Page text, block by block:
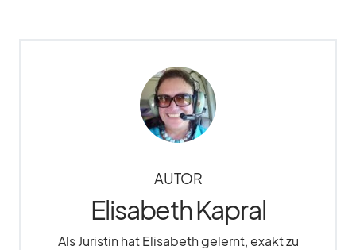
AUTOR
Elisabeth Kapral
Als Juristin hat Elisabeth gelernt, exakt zu